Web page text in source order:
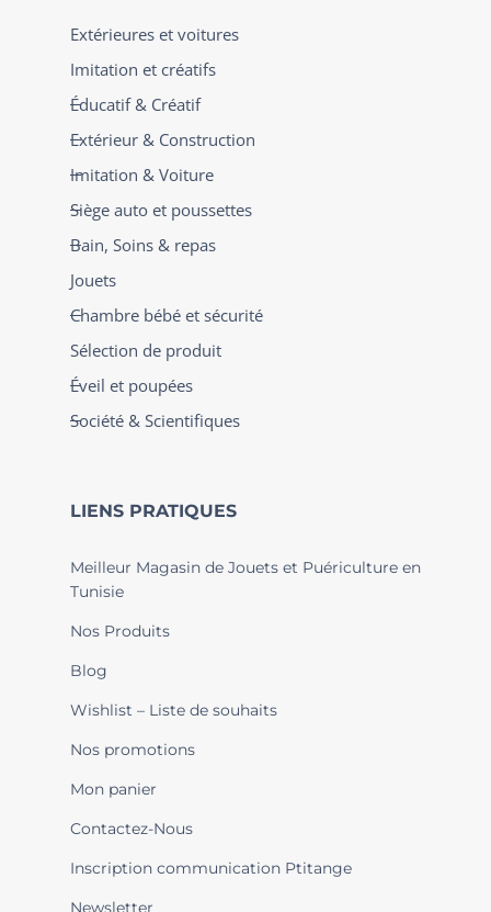
Extérieures et voitures
Imitation et créatifs
Éducatif & Créatif
Extérieur & Construction
Imitation & Voiture
Siège auto et poussettes
Bain, Soins & repas
Jouets
Chambre bébé et sécurité
Sélection de produit
Éveil et poupées
Société & Scientifiques
LIENS PRATIQUES
Meilleur Magasin de Jouets et Puériculture en
Tunisie
Nos Produits
Blog
Wishlist – Liste de souhaits
Nos promotions
Mon panier
Contactez-Nous
Inscription communication Ptitange
Newsletter